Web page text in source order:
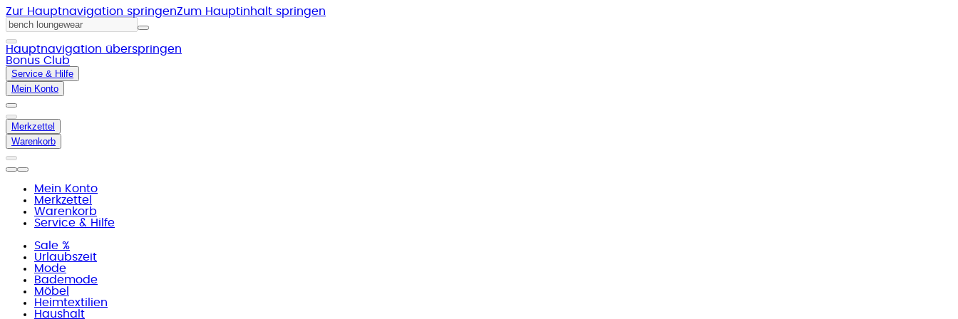
Zur Hauptnavigation springenZum Hauptinhalt springen
Hauptnavigation überspringen
Bonus Club
Service & Hilfe
Mein Konto
Merkzettel
Warenkorb
Mein Konto
Merkzettel
Warenkorb
Service & Hilfe
Sale %
Urlaubszeit
Mode
Bademode
Möbel
Heimtextilien
Haushalt